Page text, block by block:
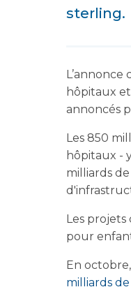
sterling.
hôpitaux
annoncés
Les 850
hôpitaux -
milliards
Les
pour
En
milliards